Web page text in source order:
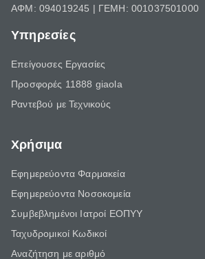
ΑΦΜ: 094019245 | ΓΕΜΗ: 001037501000
Υπηρεσίες
Επείγουσες Εργασίες
Προσφορές 11888 giaola
Ραντεβού με Τεχνικούς
Χρήσιμα
Εφημερεύοντα Φαρμακεία
Εφημερεύοντα Νοσοκομεία
Συμβεβλημένοι Ιατροί ΕΟΠΥΥ
Ταχυδρομικοί Κωδικοί
Αναζήτηση με αριθμό